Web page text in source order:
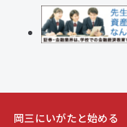
岡三にいがたと始める